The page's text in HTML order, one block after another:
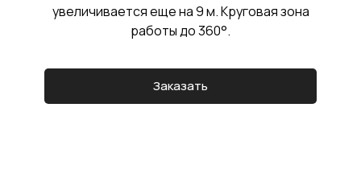
увеличивается еще на 9 м. Круговая зона
работы до 360°.
Заказать